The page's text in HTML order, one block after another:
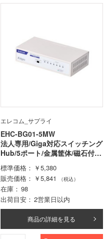
エレコム_サプライ
EHC-BG01-5MW
法人専用/Giga対応スイッチング
Hub/5ポート/金属筐体/磁石付
き/電源内蔵モデル/ホワイト
標準価格
￥5,380
販売価格
￥5,841 （税込）
在庫
98
出荷目安
2営業日以内
商品の詳細を見る